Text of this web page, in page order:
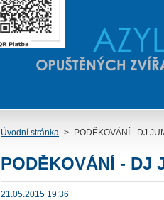
Úvodní stránka > PODĚKOVÁNÍ - DJ
PODĚKOVÁNÍ - DJ
21.05.2015 19:36